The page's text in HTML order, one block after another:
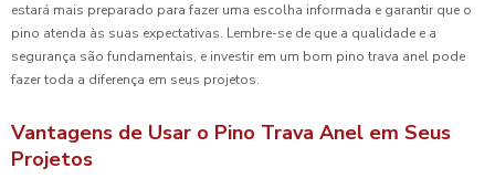
estará mais preparado para fazer uma escolha informada e garantir que o
pino atenda às suas expectativas. Lembre-se de que a qualidade e a
segurança são fundamentais, e investir em um bom pino trava anel pode
fazer toda a diferença em seus projetos.
Vantagens de Usar o Pino Trava Anel em Seus
Projetos